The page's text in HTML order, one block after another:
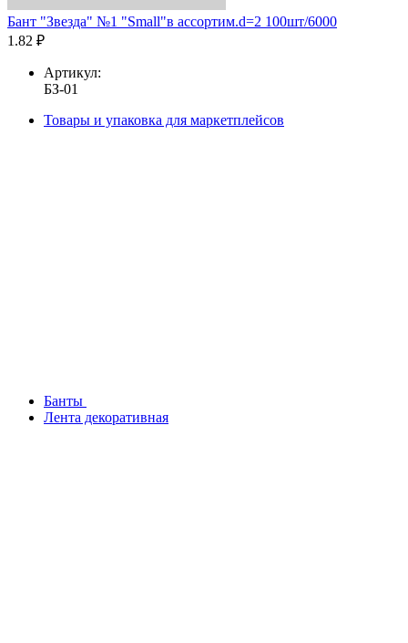
Бант "Звезда" №1 "Small"в ассортим.d=2 100шт/6000
1.82 ₽
Артикул:
БЗ-01
Товары и упаковка для маркетплейсов
Банты
Лента декоративная